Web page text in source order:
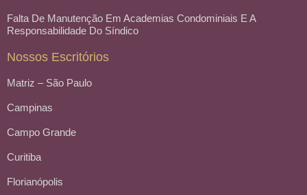
Falta De Manutenção Em Academias Condominiais E A
Responsabilidade Do Síndico
Nossos Escritórios
Matriz – São Paulo
Campinas
Campo Grande
Curitiba
Florianópolis